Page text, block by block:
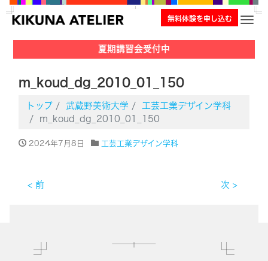
ナビ
無料体験を申し込む
夏期講習会受付中
m_koud_dg_2010_01_150
トップ 武蔵野美術大学
工芸工業デザイン学科
m_koud_dg_2010_01_150
2024年7月8日 工芸工業デザイン学科
< 前 次 >